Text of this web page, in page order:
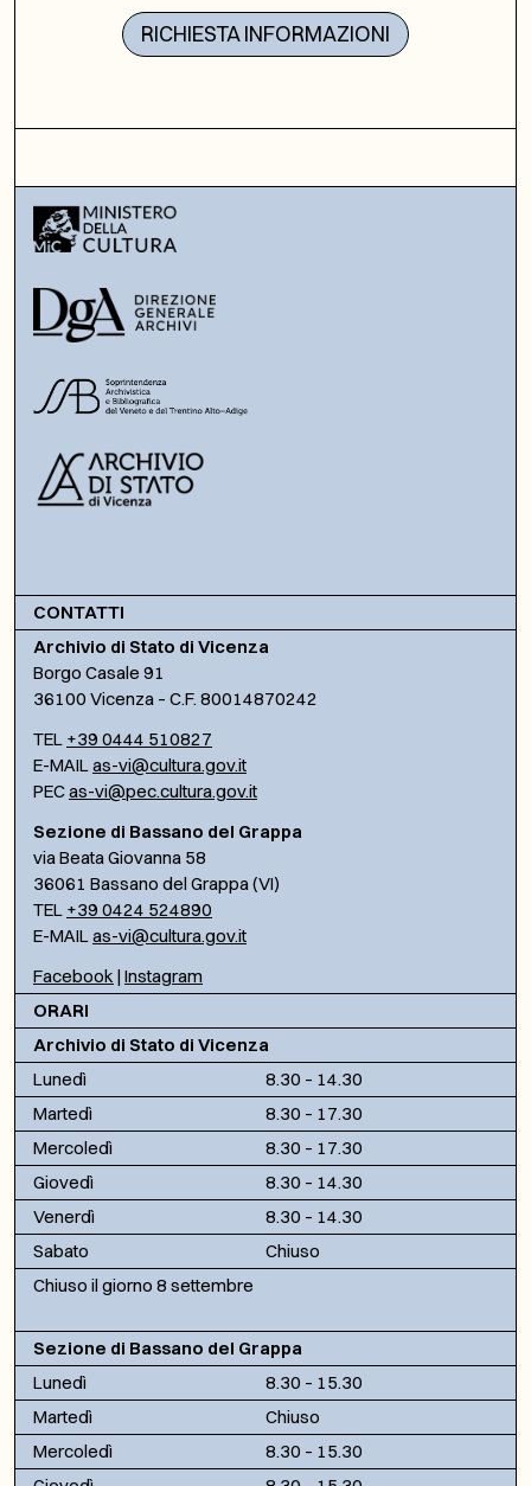
RICHIESTA INFORMAZIONI
CONTATTI
Archivio di Stato di Vicenza
Borgo Casale 91
36100 Vicenza – C.F. 80014870242
TEL +39 0444 510827
E-MAILas-vi@cultura.gov.it
PECas-vi@pec.cultura.gov.it
Sezione di Bassano del Grappa
via Beata Giovanna 58
36061 Bassano del Grappa (VI)
TEL +39 0424 524890
E-MAILas-vi@cultura.gov.it
Facebook | Instagram
ORARI
Archivio di Stato di Vicenza
Lunedì
8.30 – 14.30
Martedì
8.30 – 17.30
Mercoledì
8.30 – 17.30
Giovedì
8.30 – 14.30
Venerdì
8.30 – 14.30
Sabato
Chiuso
Chiuso il giorno 8 settembre
Sezione di Bassano del Grappa
Lunedì
8.30 – 15.30
Martedì
Chiuso
Mercoledì
8.30 – 15.30